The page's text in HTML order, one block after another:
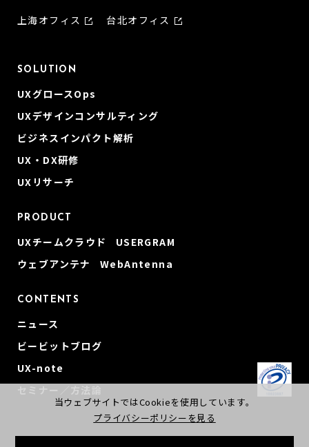
上海オフィス 台北オフィス
SOLUTION
UXグロースOps
UXデザインコンサルティング
ビジネスインパクト解析
UX・DX研修
UXリサーチ
PRODUCT
UXチームクラウド USERGRAM
ウェブアンテナ WebAntenna
CONTENTS
ニュース
ビービットブログ
UX-note
セミナー／方法論
当ウェブサイトではCookieを使用しています。
プライバシーポリシーを見る